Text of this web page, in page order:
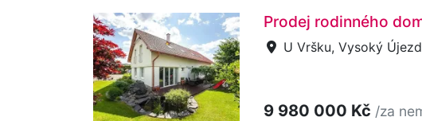
Prodej rodinného
U Vršku, Vysoký Újezd
9 980 000 Kč /za